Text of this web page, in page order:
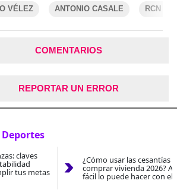
VÉLEZ ANTONIO CASALE RCN
COMENTARIOS
REPORTAR UN ERROR
Deportes
claves
tus metas
¿Cómo usar las cesantías
comprar vivienda 2026?
fácil lo puede hacer con el